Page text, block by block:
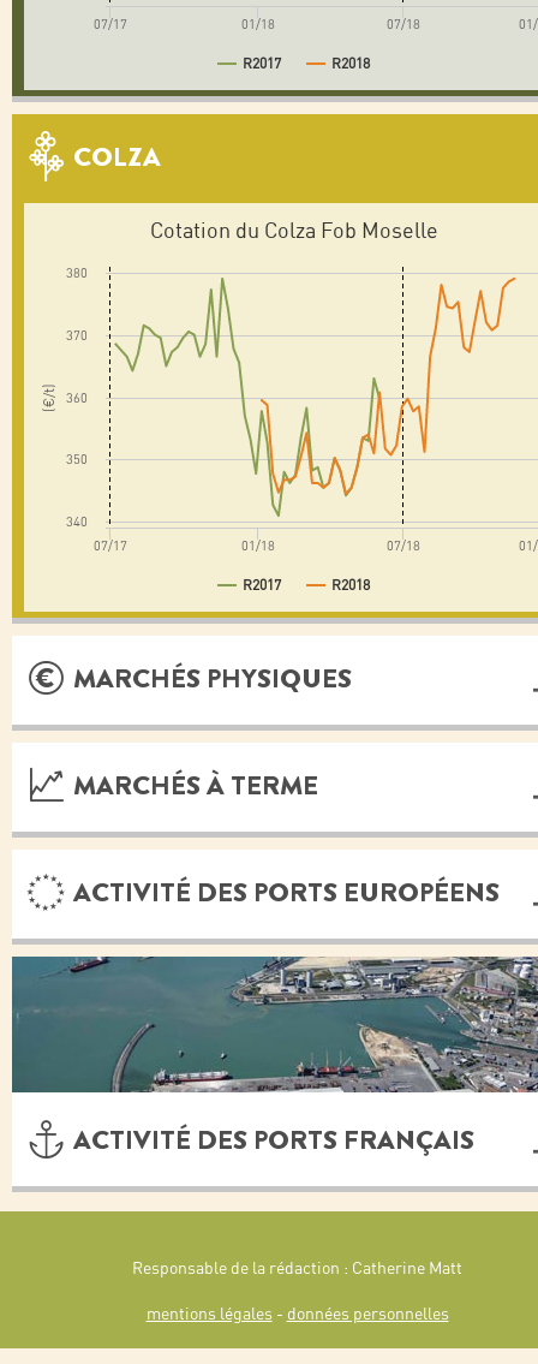
R2017 R2018
01/18
07/17 07/18
COLZA
(€/t)
Cotation du Colza Fob Moselle
R2017 R2018
01/18
07/17 07/18
340
350
360
370
380
MARCHÉS PHYSIQUES
MARCHÉS À TERME
ACTIVITÉ DES PORTS EUROPÉENS
ACTIVITÉ DES PORTS FRANÇAIS
Responsable de la rédaction : Catherine Matt
mentions légales - données personnelles